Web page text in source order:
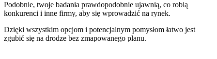
Podobnie, twoje badania prawdopodobnie ujawnią, co robią
konkurenci i inne firmy, aby się wprowadzić na rynek.
Dzięki wszystkim opcjom i potencjalnym pomysłom łatwo jest
zgubić się na drodze bez zmapowanego planu.